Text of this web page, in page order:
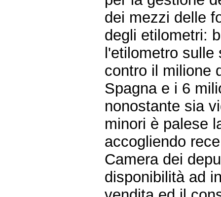
dei mezzi delle
degli etilometri:
l'etilometro sulle
contro il milione
Spagna e i 6
nonostante sia
minori è palese
accogliendo
Camera dei
disponibilità ad